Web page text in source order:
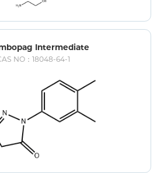
Intermediate
NO：18048-64-1